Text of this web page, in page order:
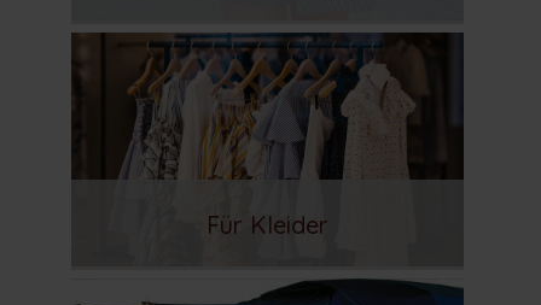
Für Kleider